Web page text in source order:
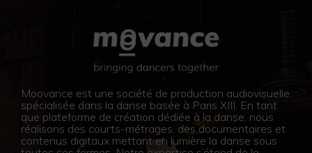
Moovance est une société de production audiovisuelle
spécialisée dans la danse basée à Paris XIII. En tant
que plateforme de création dédiée à la danse, nous
réalisons des courts-métrages, des documentaires et
contenus digitaux mettant en lumière la danse sous